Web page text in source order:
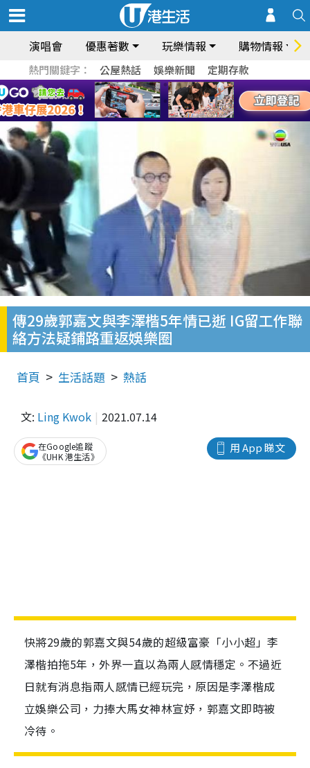
演唱會 優惠著數 玩樂情報 購物情報
熱門關鍵字： 公屋熱話 娛樂新聞 定期存款
傳29歲郭嘉文與李澤楷5年情已逝 IG留工作聯
絡方法疑鋪路重返娛樂圈
首頁 生活話題 熱話
文: Ling Kwok 2021.07.14
用 App 睇文
在Google追蹤
《UHK 港生活》
快將29歲的郭嘉文與54歲的超級富豪「小小超」李
澤楷拍拖5年，外界一直以為兩人感情穩定。不過近
日就有消息指兩人感情已經玩完，原因是李澤楷成
立娛樂公司，力捧大馬女神林宣妤，郭嘉文即時被
冷待。